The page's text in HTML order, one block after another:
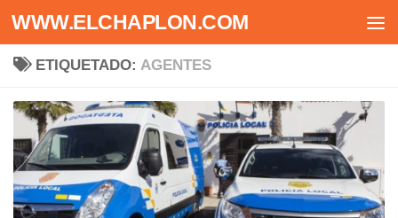
Saltar al contenido
WWW.ELCHAPLON.COM
ETIQUETADO: AGENTES